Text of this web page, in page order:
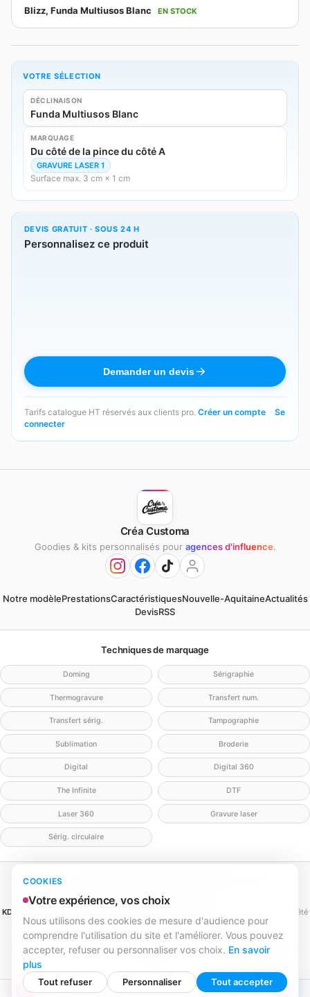
COOKIES
Votre expérience, vos choix
Nous utilisons des cookies de mesure d'audience pour
comprendre l'utilisation du site et l'améliorer. Vous pouvez
accepter, refuser ou personnaliser vos choix. En savoir
plus
Tout refuser Personnaliser Tout accepter
Blizz, Funda Multiusos Blanc EN STOCK
VOTRE SÉLECTION
DÉCLINAISON
Funda Multiusos Blanc
MARQUAGE
Du côté de la pince du côté A
GRAVURE LASER 1
Surface max. 3 cm × 1 cm
DEVIS GRATUIT · SOUS 24 H
Personnalisez ce produit
Demander un devis
Tarifs catalogue HT réservés aux clients pro. Créer un compte · Se
connecter
Créa Customa
Goodies & kits personnalisés pour agences d'influence.
Notre modèlePrestationsCaractéristiquesNouvelle-AquitaineActualités
DevisRSS
Techniques de marquage
Doming Sérigraphie
Thermogravure Transfert num.
Transfert sérig. Tampographie
Sublimation Broderie
Digital Digital 360
The Infinite DTF
Laser 360 Gravure laser
Sérig. circulaire
Mentions légales
KD2V SIGNA & EVENTA
(MEILLEURECOMMUNICATION.COM - KD2V) — SAS, société
par actions simplifiée
SIREN 979 428 133 · SIRET 979 428 133 00016 · TVA FR84979428133
979 428 133 R.C.S. Bordeaux · Capital 1 000,00 € · 31 rue Caroline Aigle, 33700
© 2026 Créa Customa — Tous droits réservés